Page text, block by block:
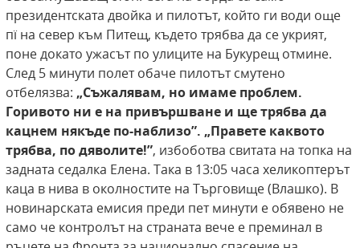
президентската двойка и пилотът, който ги води още
пї на север към Питещ, където трябва да се укрият,
поне докато ужасът по улиците на Букурещ отмине.
След 5 минути полет обаче пилотът смутено
отбелязва: „Съжалявам, но имаме проблем.
Горивото ни е на привършване и ще трябва да
кацнем някъде по-наблизо”. „Правете каквото
трябва, по дяволите!”, избоботва свитата на топка на
задната седалка Елена. Така в 13:05 часа хеликоптерът
каца в нива в околностите на Търговище (Влашко). В
новинарската емисия преди пет минути е обявено не
само че контролът на страната вече е преминал в